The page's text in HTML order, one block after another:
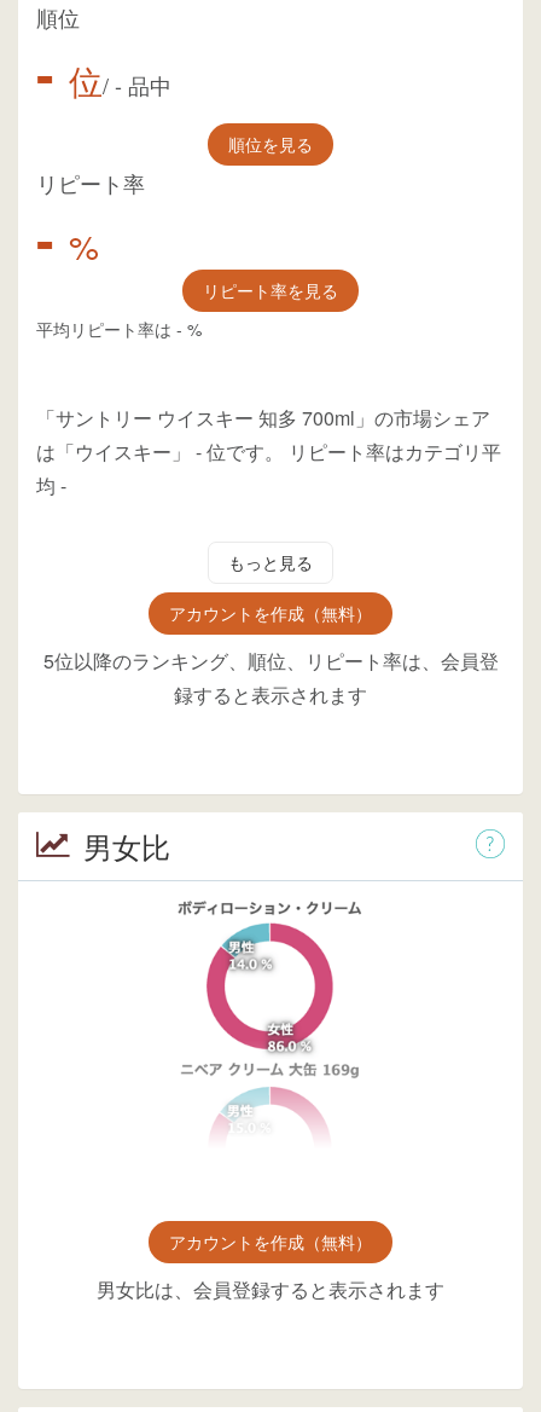
順位
- 位/- 品中
順位を見る
リピート率
- %
リピート率を見る
平均リピート率は - %
「サントリー ウイスキー 知多 700ml」の市場シェア
は「ウイスキー」 -位です。
リピート率はカテゴリ平
均 -
もっと見る
アカウントを作成（無料）
5位以降のランキング、順位、リピート率は、会員登
録すると表示されます
男女比
アカウントを作成（無料）
男女比は、会員登録すると表示されます